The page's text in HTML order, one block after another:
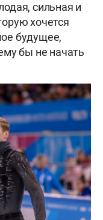
сильная и
хочется
будущее,
бы не начать